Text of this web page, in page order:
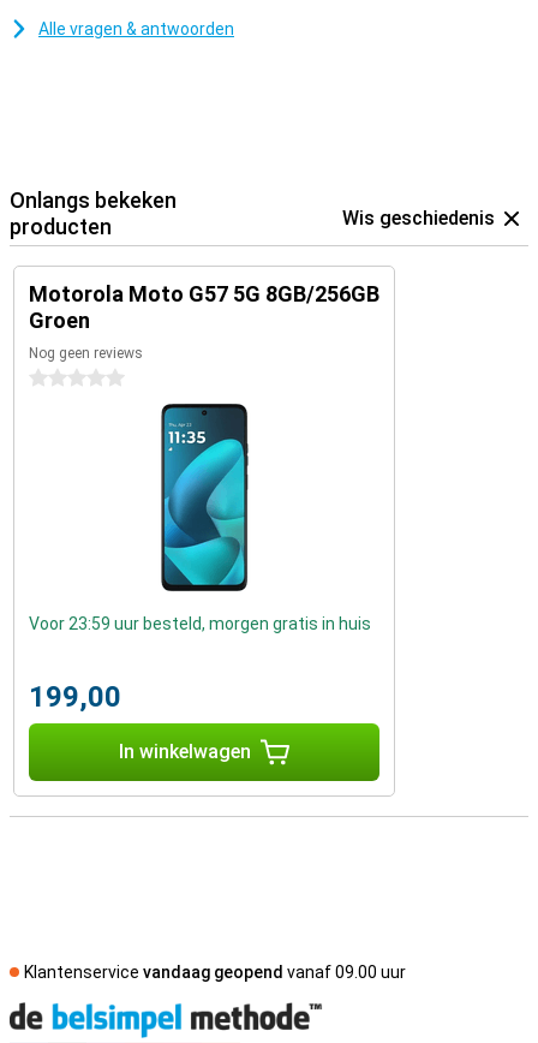
Alle vragen & antwoorden
Onlangs bekeken
producten
Wis geschiedenis
Motorola Moto G57 5G 8GB/256GB
Groen
Nog geen reviews
0 sterren
Voor 23:59 uur besteld, morgen gratis in huis
199,00
In winkelwagen
Klantenservice vandaag geopend vanaf 09.00 uur